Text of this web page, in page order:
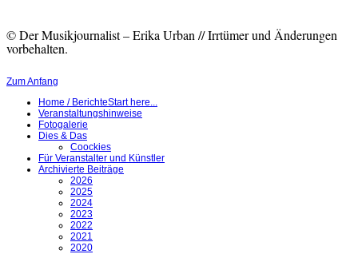
© Der Musikjournalist – Erika Urban // Irrtümer und Änderungen
vorbehalten.
Zum Anfang
Home / BerichteStart here...
Veranstaltungshinweise
Fotogalerie
Dies & Das
Coockies
Für Veranstalter und Künstler
Archivierte Beiträge
2026
2025
2024
2023
2022
2021
2020